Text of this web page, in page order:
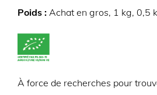
Poids : Achat en gros, 1 kg, 0,5
À force de recherches pour